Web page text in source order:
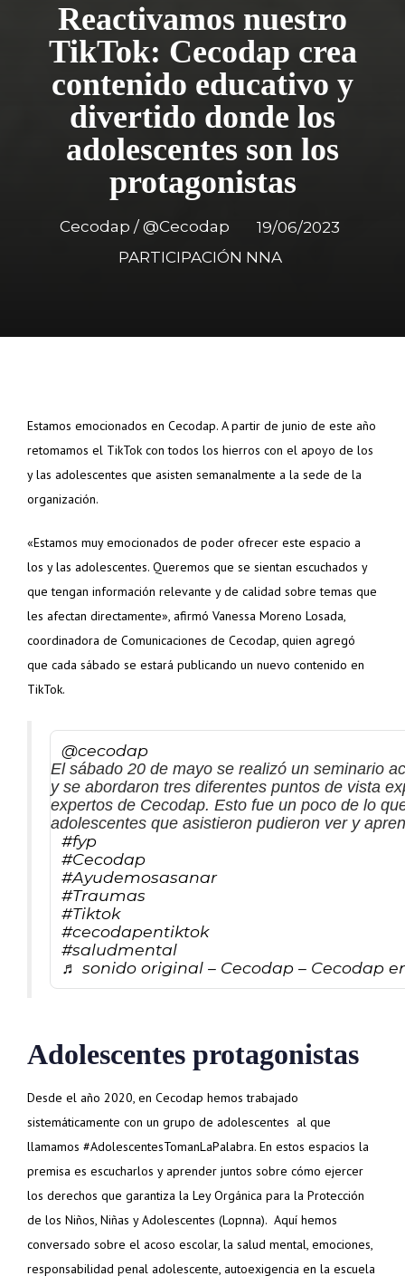
Reactivamos nuestro
TikTok: Cecodap crea
contenido educativo y
divertido donde los
adolescentes son los
protagonistas
Cecodap / @Cecodap
19/06/2023
PARTICIPACIÓN NNA
Estamos emocionados en Cecodap. A partir de junio de este año
retomamos el TikTok con todos los hierros con el apoyo de los
y las adolescentes que asisten semanalmente a la sede de la
organización.
«Estamos muy emocionados de poder ofrecer este espacio a
los y las adolescentes. Queremos que se sientan escuchados y
que tengan información relevante y de calidad sobre temas que
les afectan directamente», afirmó Vanessa Moreno Losada,
coordinadora de Comunicaciones de Cecodap, quien agregó
que cada sábado se estará publicando un nuevo contenido en
TikTok.
@cecodap
El sábado 20 de mayo se realizó un seminario
y se abordaron tres diferentes puntos de vista
expertos de Cecodap. Esto fue un poco de lo
adolescentes que asistieron pudieron ver y
#fyp
#Cecodap
#Ayudemosasanar
#Traumas
#Tiktok
#cecodapentiktok
#saludmental
♬ sonido original – Cecodap – Cecodap
Adolescentes protagonistas
Desde el año 2020, en Cecodap hemos trabajado
sistemáticamente con un grupo de adolescentes al que
llamamos #AdolescentesTomanLaPalabra. En estos espacios la
premisa es escucharlos y aprender juntos sobre cómo ejercer
los derechos que garantiza la Ley Orgánica para la Protección
de los Niños, Niñas y Adolescentes (Lopnna). Aquí hemos
conversado sobre el acoso escolar, la salud mental, emociones,
responsabilidad penal adolescente, autoexigencia en la escuela